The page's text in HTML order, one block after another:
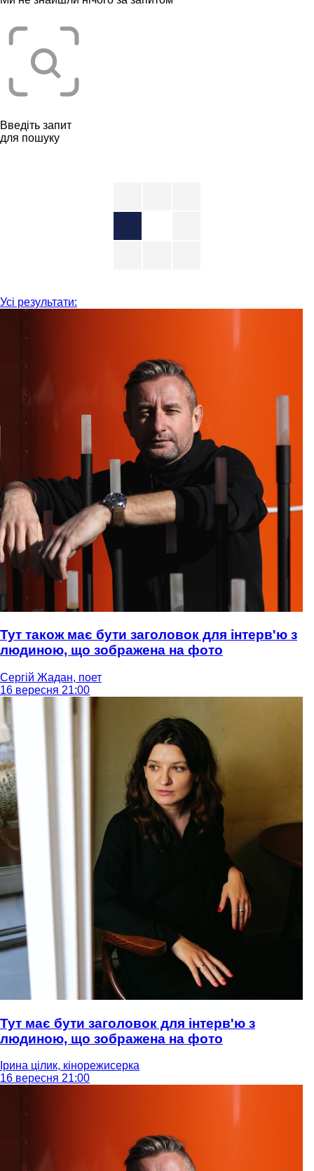
Введіть запит
для пошуку
Усі результати:
Тут також має бути заголовок для інтерв'ю з
людиною, що зображена на фото
Сергій Жадан, поет
16 вересня 21:00
Тут має бути заголовок для інтерв'ю з
людиною, що зображена на фото
Ірина цілик, кінорежисерка
16 вересня 21:00